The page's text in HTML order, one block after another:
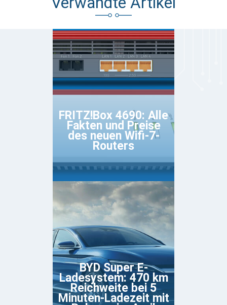
FRITZ!Box 4690: Alle
Fakten und Preise
des neuen Wifi-7-
Routers
BYD Super E-
Ladesystem: 470 km
Reichweite bei 5
Minuten-Ladezeit mit